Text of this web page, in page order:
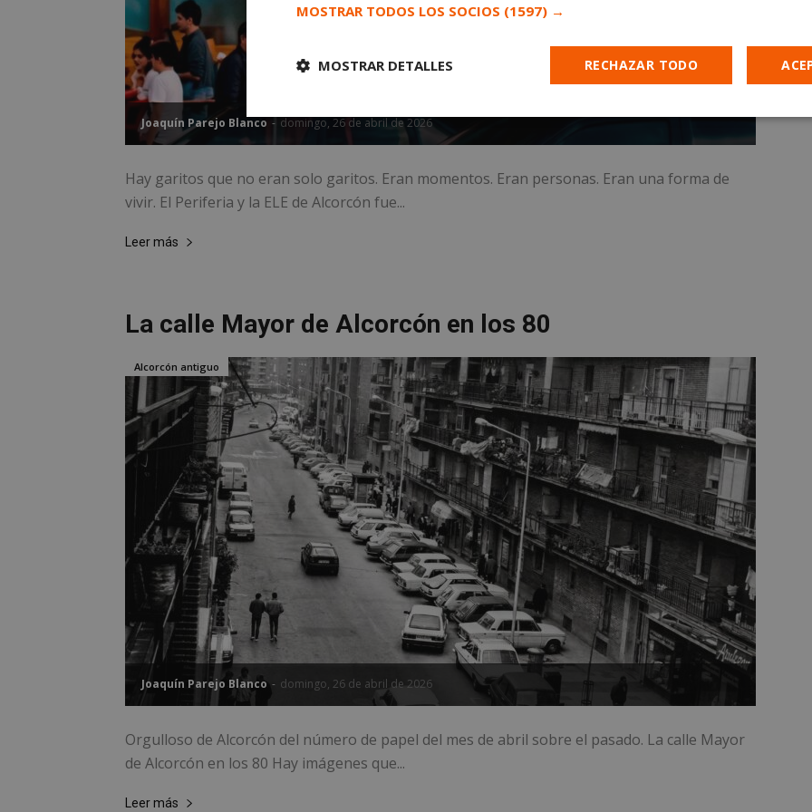
Joaquín Parejo Blanco - domingo, 26 de abril de 2026
Hay garitos que no eran solo garitos. Eran momentos. Eran personas. Eran una forma de
vivir. El Periferia y la ELE de Alcorcón fue...
Leer más
La calle Mayor de Alcorcón en los 80
Joaquín Parejo Blanco - domingo, 26 de abril de 2026
Alcorcón antiguo
Orgulloso de Alcorcón del número de papel del mes de abril sobre el pasado. La calle Mayor
de Alcorcón en los 80 Hay imágenes que...
Leer más
MOSTRAR TODOS LOS SOCIOS (1597) →
RECHAZAR TODO
MOSTRAR DETALLES
Cookies
estrictamente
necesarias
Cookies de
rendimiento
Cookies de
Cookies de
Las cookies estrictamente necesarias permiten la funcionalidad principal del sitio web, como el inicio de
Nombre
Proveedor /
Dominio
Vencimiento Descripción
PHPSESSID
PHP.net
alcorconhoy.com
Sesión
Cookie generada por aplicaciones
lenguaje PHP. Este es un
general que se utiliza para
de sesión del usuario.
generado al azar, la forma en
específico del sitio, pero un buen
mantener un estado de inicio de
usuario entre páginas.
AWSALBCORS
Amazon.com
Inc.
embed.bsky.app
1 semana
Para un soporte continuo de
de uso de CORS después de la
Chromium, estamos creando
adicionales para cada una de
adherencia basadas en la
AWSALBCORS (ALB).
Spotify Inc.
.spotify.com
23 horas 59
minutos
Requerido para garantizar la
complemento Spotify integrado.
resultado ninguna funcionalidad
YouTube
.youtube.com
Esta cookie se utiliza para
consentimiento del usuario y las
privacidad para su interacción
privacidad, asegurando que sus
honradas en futuras sesiones.
sp_t
Google Privacy Policy